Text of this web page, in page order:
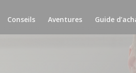
Conseils Aventures Guide